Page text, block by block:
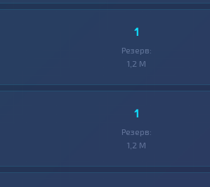
1
Резерв:
1,2 M
1
Резерв:
1,2 M